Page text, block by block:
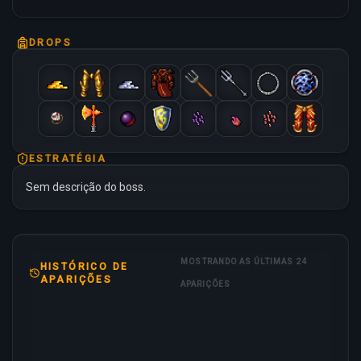
DROPS
ESTRATÉGIA
Sem descrição do boss.
HISTÓRICO DE
APARIÇÕES
MOSTRANDO AS ÚLTIMAS 24
APARIÇÕES